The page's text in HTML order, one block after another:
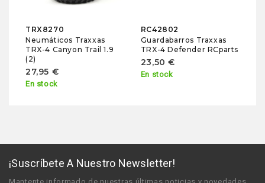
TRX8270
Neumáticos Traxxas
TRX-4 Canyon Trail 1.9
(2)
27,95 €
En stock
RC42802
Guardabarros Traxxas
TRX-4 Defender RCparts
23,50 €
En stock
¡Suscríbete A Nuestro Newsletter!